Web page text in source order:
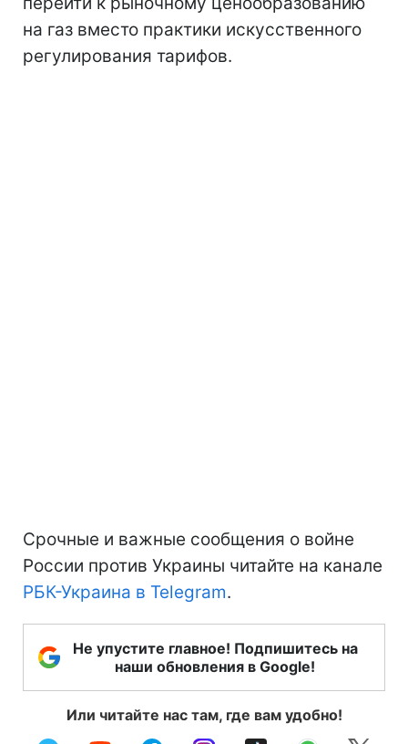
на газ вместо практики искусственного
регулирования тарифов.
Срочные и важные сообщения о войне
России против Украины читайте на канале
РБК-Украина в Telegram.
Не упустите главное! Подпишитесь на
наши обновления в Google!
Или читайте нас там, где вам удобно!